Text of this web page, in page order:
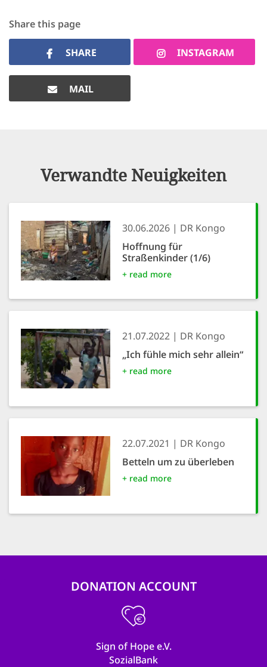
Share this page
SHARE INSTAGRAM
MAIL
Verwandte Neuigkeiten
30.06.2026
DR Kongo
Hoffnung für
Straßenkinder (1/6)
+ read more
21.07.2022
DR Kongo
„Ich fühle mich sehr allein“
+ read more
22.07.2021
DR Kongo
Betteln um zu überleben
+ read more
DONATION ACCOUNT
Sign of Hope e.V.
SozialBank